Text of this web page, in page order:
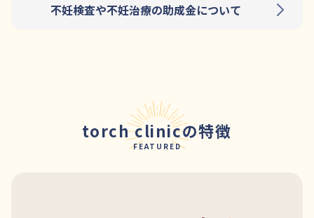
不妊検査や不妊治療の助成金について
torch clinicの特徴
FEATURED